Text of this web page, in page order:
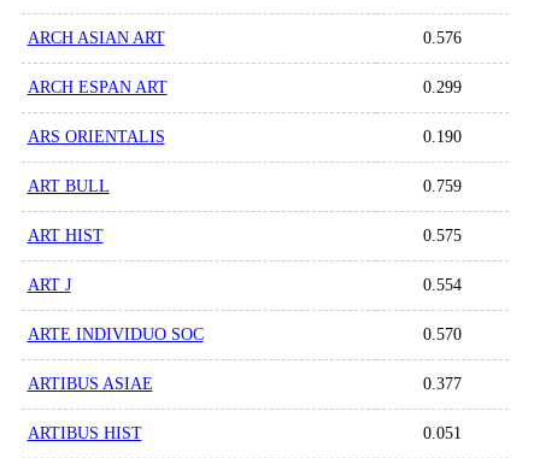
ARCH ASIAN ART 0.576
ARCH ESPAN ART 0.299
ARS ORIENTALIS 0.190
ART BULL 0.759
ART HIST 0.575
ART J 0.554
ARTE INDIVIDUO SOC 0.570
ARTIBUS ASIAE 0.377
ARTIBUS HIST 0.051